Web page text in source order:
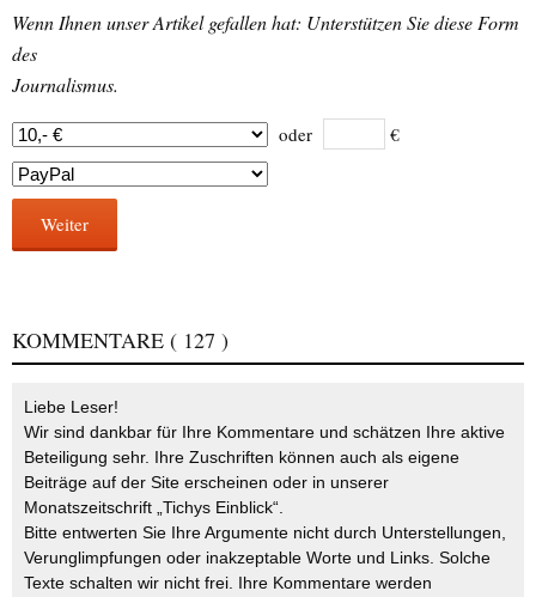
Wenn Ihnen unser Artikel gefallen hat: Unterstützen Sie diese Form
des
Journalismus.
oder €
Weiter
KOMMENTARE ( 127 )
Liebe Leser!
Wir sind dankbar für Ihre Kommentare und schätzen Ihre aktive
Beteiligung sehr. Ihre Zuschriften können auch als eigene
Beiträge auf der Site erscheinen oder in unserer
Monatszeitschrift „Tichys Einblick“.
Bitte entwerten Sie Ihre Argumente nicht durch Unterstellungen,
Verunglimpfungen oder inakzeptable Worte und Links. Solche
Texte schalten wir nicht frei. Ihre Kommentare werden